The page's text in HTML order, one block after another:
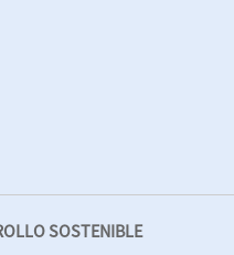
SOSTENIBLE